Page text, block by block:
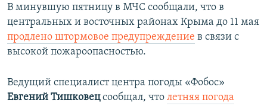
В минувшую пятницу в МЧС сообщали, что в
центральных и восточных районах Крыма до 11 мая
продлено штормовое предупреждение в связи с
высокой пожароопасностью.
Ведущий специалист центра погоды «Фобос»
Евгений Тишковецсообщал, что летняя погода